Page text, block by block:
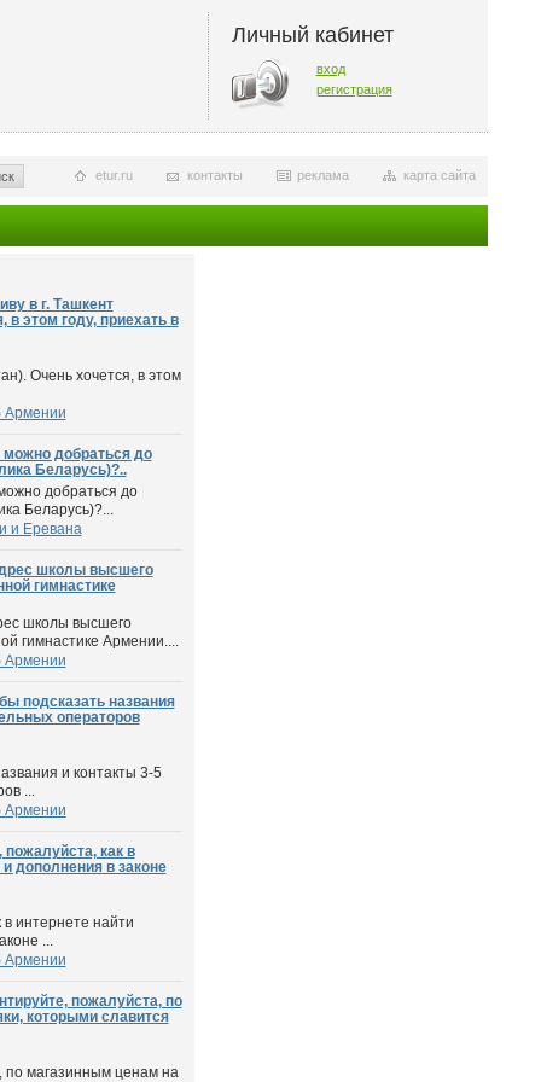
Личный кабинет
вход
регистрация
карта сайта
реклама
контакты
etur.ru
в г. Ташкент
в этом году, приехать в
Очень хочется, в этом
Армении
можно добраться до
Беларусь)?..
добраться до
Беларусь)?...
и Еревана
школы высшего
гимнастике
школы высшего
гимнастике Армении....
Армении
подсказать названия
операторов
и контакты 3-5
...
Армении
как в
дополнения в законе
в интернете найти
...
Армении
пожалуйста, по
которыми славится
по магазинным ценам на